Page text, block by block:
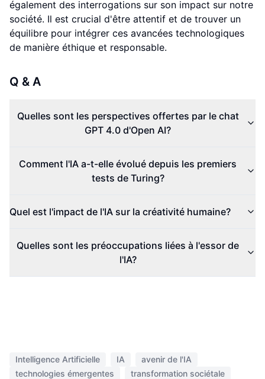
également des interrogations sur son impact sur notre
société. Il est crucial d'être attentif et de trouver un
équilibre pour intégrer ces avancées technologiques
de manière éthique et responsable.
Q & A
Quelles sont les perspectives offertes par le chat
GPT 4.0 d'Open AI?
Comment l'IA a-t-elle évolué depuis les premiers
tests de Turing?
Quel est l'impact de l'IA sur la créativité humaine?
Quelles sont les préoccupations liées à l'essor de
l'IA?
Intelligence Artificielle IA
avenir de l'IA
technologies émergentes
transformation sociétale